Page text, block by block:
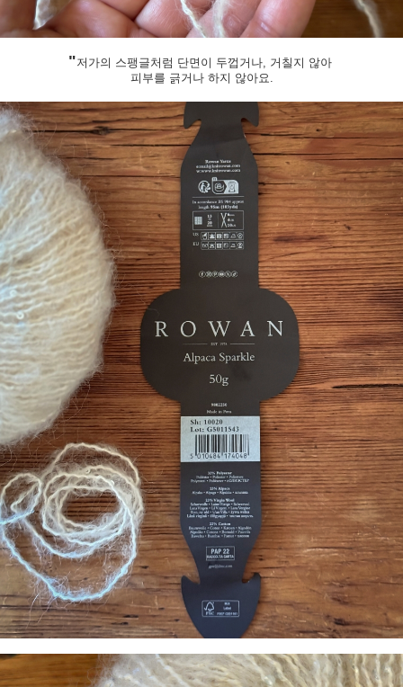
"저가의 스팽글처럼 단면이 두껍거나, 거칠지 않아
피부를 긁거나 하지 않아요.